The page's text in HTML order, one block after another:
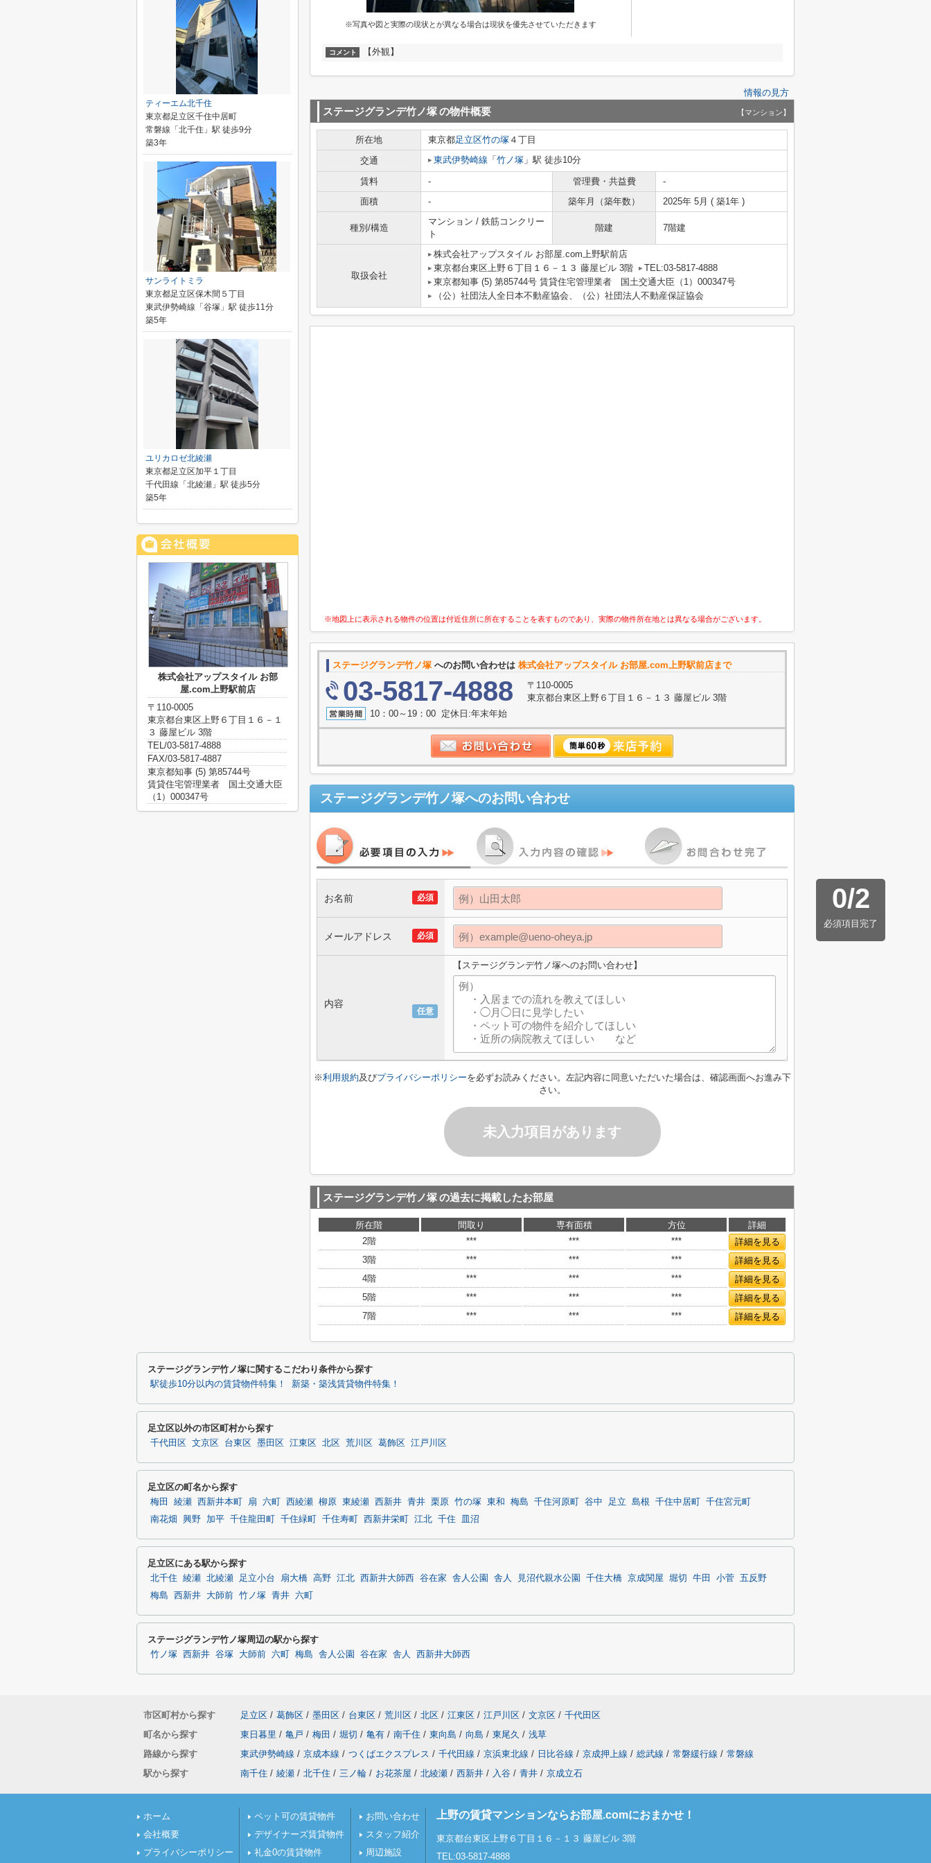
※写真や図と実際の現状とが異なる場合は現状を優先させていただきます
コメント 【外観】
情報の見方
ステージグランデ竹ノ塚の物件概要 【マンション】
所在地 東京都足立区竹の塚 ４丁目
交通
東武伊勢崎線 「 竹ノ塚 」駅 徒歩10分
賃料 - 管理費・共益費
-
面積
- 築年月（築年数） 2025年 5月 ( 築1年 )
種別/構造
マンション / 鉄筋コンクリー
ト
階建 7階建
取扱会社
株式会社アップスタイル お部屋.com上野駅前店
東京都台東区上野６丁目１６－１３ 藤屋ビル 3階
TEL:03-5817-4888
東京都知事 (5) 第85744号 賃貸住宅管理業者 国土交通大臣（1）000347号
（公）社団法人全日本不動産協会、（公）社団法人不動産保証協会
※地図上に表示される物件の位置は付近住所に所在することを表すものであり、実際の物件所在地とは異なる場合がございます。
ステージグランデ竹ノ塚 へのお問い合わせは 株式会社アップスタイル お部屋.com上野駅前店まで
03-5817-4888
〒110-0005
東京都台東区上野６丁目１６－１３ 藤屋ビル 3階
10：00～19：00 定休日:年末年始
ステージグランデ竹ノ塚へのお問い合わせ
0/2
必須項目完了
必須
お名前
必須
メールアドレス
任意
内容
【ステージグランデ竹ノ塚へのお問い合わせ】
※利用規約及びプライバシーポリシーを必ずお読みください。左記内容に同意いただいた場合は、確認画面へお進み下
さい。
未入力項目があります
ステージグランデ竹ノ塚の過去に掲載したお部屋
所在階 間取り 専有面積 方位
詳細
2階
*** *** ***
詳細を見る
3階
*** *** ***
詳細を見る
4階
*** *** ***
詳細を見る
5階
*** *** ***
詳細を見る
7階
*** *** *** 詳細を見る
ティーエム北千住
東京都足立区千住中居町
常磐線「北千住」駅 徒歩9分
築3年
サンライトミラ
東京都足立区保木間５丁目
東武伊勢崎線「谷塚」駅 徒歩11分
築5年
ユリカロゼ北綾瀬
東京都足立区加平１丁目
千代田線「北綾瀬」駅 徒歩5分
築5年
株式会社アップスタイル お部
屋.com上野駅前店
〒110-0005
東京都台東区上野６丁目１６－１
３ 藤屋ビル 3階
TEL/03-5817-4888
FAX/03-5817-4887
東京都知事 (5) 第85744号
賃貸住宅管理業者 国土交通大臣
（1）000347号
ステージグランデ竹ノ塚に関するこだわり条件から探す
駅徒歩10分以内の賃貸物件特集！ 新築・築浅賃貸物件特集！
足立区以外の市区町村から探す
千代田区 文京区 台東区 墨田区 江東区 北区 荒川区 葛飾区 江戸川区
足立区の町名から探す
梅田 綾瀬 西新井本町 扇 六町 西綾瀬 柳原 東綾瀬 西新井 青井 栗原 竹の塚 東和 梅島 千住河原町 谷中 足立 島根 千住中居町
千住宮元町
南花畑
興野 加平 千住龍田町 千住緑町 千住寿町 西新井栄町 江北 千住 皿沼
足立区にある駅から探す
北千住 綾瀬 北綾瀬 足立小台 扇大橋 高野 江北 西新井大師西 谷在家 舎人公園 舎人 見沼代親水公園 千住大橋 京成関屋 堀切 牛田 小菅 五反野
梅島
西新井 大師前 竹ノ塚 青井 六町
ステージグランデ竹ノ塚周辺の駅から探す
竹ノ塚 西新井 谷塚 大師前 六町 梅島 舎人公園 谷在家 舎人 西新井大師西
市区町村から探す 足立区 / 葛飾区 / 墨田区 / 台東区 / 荒川区 / 北区 / 江東区 / 江戸川区 / 文京区 / 千代田区
町名から探す
東日暮里 / 亀戸 / 梅田 / 堀切 / 亀有 / 南千住 / 東向島 / 向島 / 東尾久 / 浅草
路線から探す
東武伊勢崎線 / 京成本線 / つくばエクスプレス / 千代田線 / 京浜東北線 / 日比谷線 / 京成押上線 / 総武線 / 常磐緩行線 / 常磐線
駅から探す
南千住 / 綾瀬 / 北千住 / 三ノ輪 / お花茶屋 / 北綾瀬 / 西新井 / 入谷 / 青井 / 京成立石
ホーム
会社概要
プライバシーポリシー
ペット可の賃貸物件
デザイナーズ賃貸物件
礼金0の賃貸物件
お問い合わせ
スタッフ紹介
周辺施設
上野の賃貸マンションならお部屋.comにおまかせ！
東京都台東区上野６丁目１６－１３ 藤屋ビル 3階
TEL:03-5817-4888